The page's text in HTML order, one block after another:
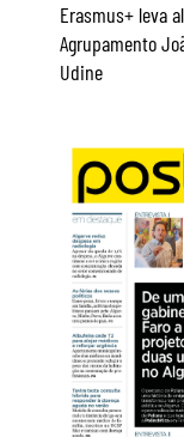
Erasmus+ leva
Agrupamento
Udine